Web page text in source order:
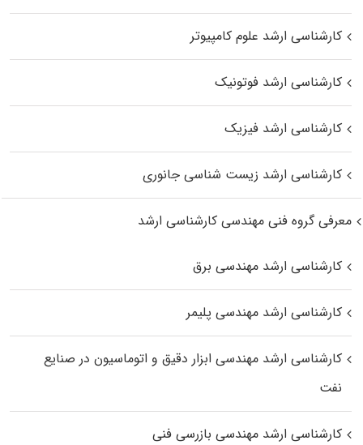
کارشناسی ارشد علوم کامپیوتر
کارشناسی ارشد فوتونیک
کارشناسی ارشد فیزیک
کارشناسی ارشد زیست‌ شناسی جانوری
معرفی گروه فنی مهندسی کارشناسی ارشد
کارشناسی ارشد مهندسی برق
کارشناسی ارشد مهندسی پلیمر
کارشناسی ارشد مهندسی ابزار دقیق و اتوماسیون در صنایع
نفت
کارشناسی ارشد مهندسی بازرسی فنی